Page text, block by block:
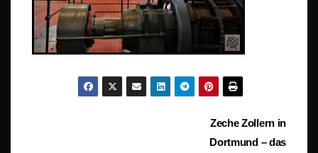
BeitragsnavigationZeche Zollern in
Dortmund – das